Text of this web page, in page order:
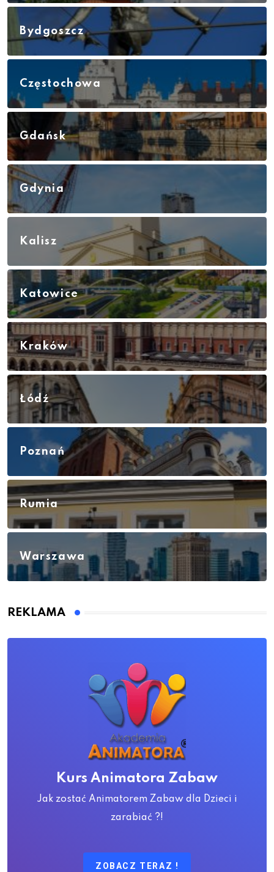
Bydgoszcz
Częstochowa
Gdańsk
Gdynia
Kalisz
Katowice
Kraków
Łódź
Poznań
Rumia
Warszawa
REKLAMA
Kurs Animatora Zabaw
Jak zostać Animatorem Zabaw dla Dzieci i
zarabiać ?!
ZOBACZ TERAZ !